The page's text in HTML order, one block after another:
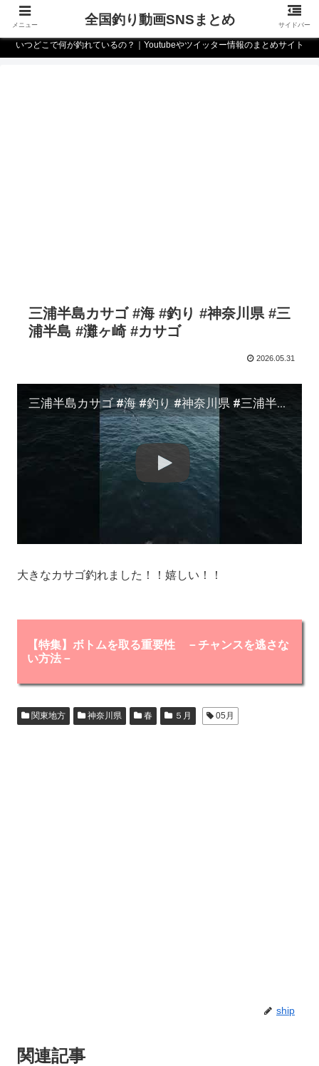
いつどこで何が釣れているの？｜Youtubeやツイッター情報のまとめサイト
三浦半島カサゴ #海 #釣り #神奈川県 #三
浦半島 #灘ヶ崎 #カサゴ
2026.05.31
三浦半島カサゴ #海 #釣り #神奈川県 #三浦半島 #灘ヶ崎 #カサゴ
大きなカサゴ釣れました！！嬉しい！！
【特集】ボトムを取る重要性 －チャンスを逃さな
い方法－
関東地方 神奈川県 春 ５月 05月
ship
関連記事
メニュー 全国釣り動画SNSまとめ サイドバー